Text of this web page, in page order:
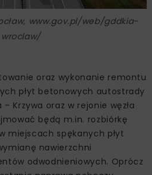
www.gov.pl/web/gddkia-
wroclaw/
oraz wykonanie remontu
płyt betonowych autostrady
Krzywa oraz w rejonie węzła
będą m.in. rozbiórkę
miejscach spękanych płyt
nawierzchni
odwodnieniowych. Oprócz